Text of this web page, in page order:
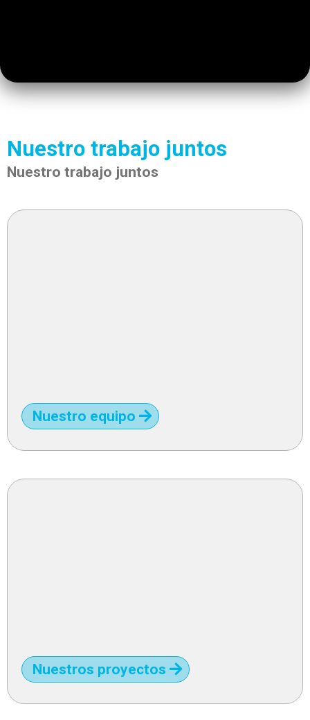
Nuestro trabajo juntos
Nuestro trabajo juntos
Nuestro equipo
Nuestros proyectos